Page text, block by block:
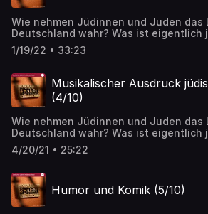
Wie nehmen Jüdinnen und Juden das
Deutschland wahr? Was ist eigentlich
Oder jüdische Musik? Über diese und
spricht Journalistin Pola Sarah
1/19/22 • 33:23
Musikalischer Ausdruck
(4/10)
Wie nehmen Jüdinnen und Juden das
Deutschland wahr? Was ist eigentlich
Oder jüdische Musik? Über diese und
spricht Journalistin Pola Sarah
4/20/21 • 25:22
Humor und Komik (5/10)